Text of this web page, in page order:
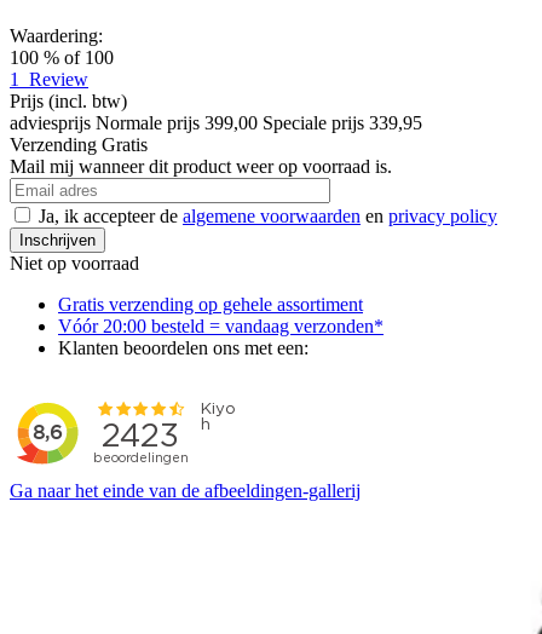
Waardering:
100 % of 100
1
Review
Prijs (incl. btw)
adviesprijs Normale prijs 399,00 Speciale prijs 339,95
Verzending Gratis
Mail mij wanneer dit product weer op voorraad is.
Ja, ik accepteer de algemene voorwaarden en privacy policy
Inschrijven
Niet op voorraad
Gratis verzending op gehele assortiment
Vóór 20:00 besteld = vandaag verzonden*
Klanten beoordelen ons met een:
Ga naar het einde van de afbeeldingen-gallerij